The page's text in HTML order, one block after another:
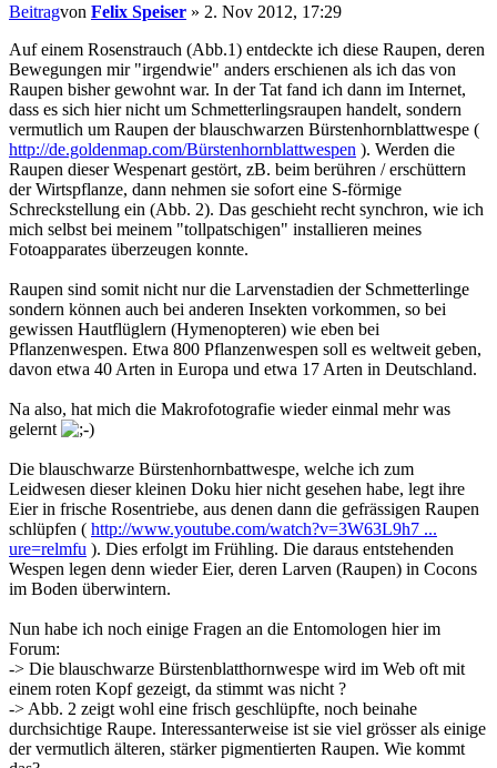
Beitragvon Felix Speiser » 2. Nov 2012, 17:29
Auf einem Rosenstrauch (Abb.1) entdeckte ich diese Raupen, deren
Bewegungen mir "irgendwie" anders erschienen als ich das von
Raupen bisher gewohnt war. In der Tat fand ich dann im Internet,
dass es sich hier nicht um Schmetterlingsraupen handelt, sondern
vermutlich um Raupen der blauschwarzen Bürstenhornblattwespe (
http://de.goldenmap.com/Bürstenhornblattwespen ). Werden die
Raupen dieser Wespenart gestört, zB. beim berühren / erschüttern
der Wirtspflanze, dann nehmen sie sofort eine S-förmige
Schreckstellung ein (Abb. 2). Das geschieht recht synchron, wie ich
mich selbst bei meinem "tollpatschigen" installieren meines
Fotoapparates überzeugen konnte.
Raupen sind somit nicht nur die Larvenstadien der Schmetterlinge
sondern können auch bei anderen Insekten vorkommen, so bei
gewissen Hautflüglern (Hymenopteren) wie eben bei
Pflanzenwespen. Etwa 800 Pflanzenwespen soll es weltweit geben,
davon etwa 40 Arten in Europa und etwa 17 Arten in Deutschland.
Na also, hat mich die Makrofotografie wieder einmal mehr was
gelernt
Die blauschwarze Bürstenhornbattwespe, welche ich zum
Leidwesen dieser kleinen Doku hier nicht gesehen habe, legt ihre
Eier in frische Rosentriebe, aus denen dann die gefrässigen Raupen
schlüpfen ( http://www.youtube.com/watch?v=3W63L9h7 ...
ure=relmfu ). Dies erfolgt im Frühling. Die daraus entstehenden
Wespen legen denn wieder Eier, deren Larven (Raupen) in Cocons
im Boden überwintern.
Nun habe ich noch einige Fragen an die Entomologen hier im
Forum:
-> Die blauschwarze Bürstenblatthornwespe wird im Web oft mit
einem roten Kopf gezeigt, da stimmt was nicht ?
-> Abb. 2 zeigt wohl eine frisch geschlüpfte, noch beinahe
durchsichtige Raupe. Interessanterweise ist sie viel grösser als einige
der vermutlich älteren, stärker pigmentierten Raupen. Wie kommt